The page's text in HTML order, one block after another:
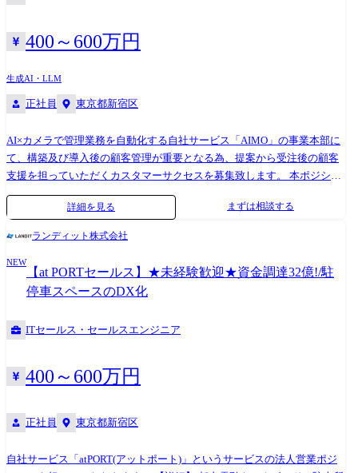
400～600万円
生成AI・LLM
正社員 東京都新宿区
AI×カメラで管理業務を自動化する自社サービス「AIMO」の事業本部に
て、構築及び導入後の顧客管理が重要となる為、提案から受注後の顧客
支援を担っていただくカスタマーサクセスを募集致します。 本ポジショ
ンは営業の提案段階から伴走型ソリューション提案をサポートしていた
ーなどの法人顧客へ当社のAI×カメラで管理業務を自動化のソリューショ
成、締結 ・製品の在庫管理及び発注処理
詳細を見る まずは相談する
ランディット株式会社
NEW
【at PORTセールス】★未経験歓迎★資金調達32億!/駐
停車スペースのDX化
ITセールス・セールスエンジニア
400～600万円
正社員 東京都新宿区
自社サービス「atPORT(アットポート)」というサービスの法人営業ポジ